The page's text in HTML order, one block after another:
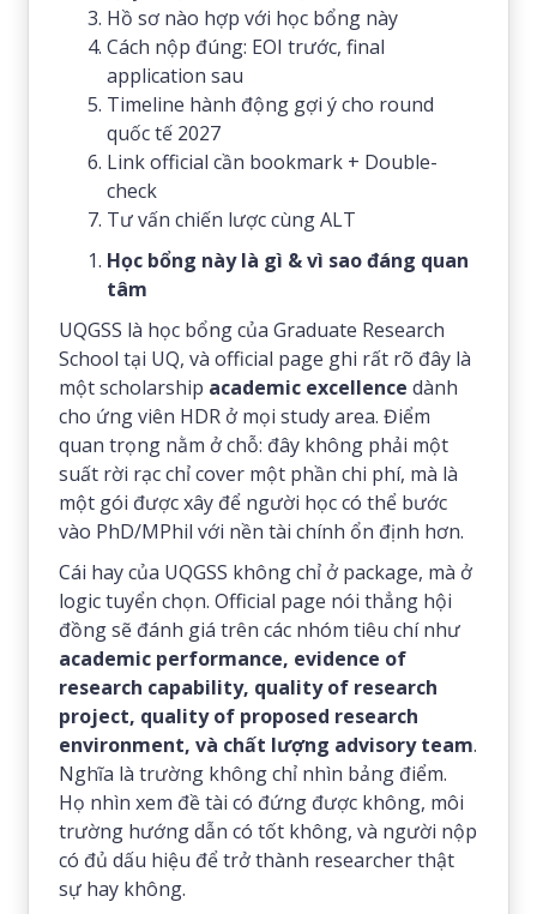
Hồ sơ nào hợp với học bổng này
Cách nộp đúng: EOI trước, final
application sau
Timeline hành động gợi ý cho round
quốc tế 2027
Link official cần bookmark + Double-
check
Tư vấn chiến lược cùng ALT
Học bổng này là gì & vì sao đáng quan
tâm
UQGSS là học bổng của Graduate Research
School tại UQ, và official page ghi rất rõ đây là
một scholarship academic excellence dành
cho ứng viên HDR ở mọi study area. Điểm
quan trọng nằm ở chỗ: đây không phải một
suất rời rạc chỉ cover một phần chi phí, mà là
một gói được xây để người học có thể bước
vào PhD/MPhil với nền tài chính ổn định hơn.
Cái hay của UQGSS không chỉ ở package, mà ở
logic tuyển chọn. Official page nói thẳng hội
đồng sẽ đánh giá trên các nhóm tiêu chí như
academic performance, evidence of
research capability, quality of research
project, quality of proposed research
environment, và chất lượng advisory team.
Nghĩa là trường không chỉ nhìn bảng điểm.
Họ nhìn xem đề tài có đứng được không, môi
trường hướng dẫn có tốt không, và người nộp
có đủ dấu hiệu để trở thành researcher thật
sự hay không.